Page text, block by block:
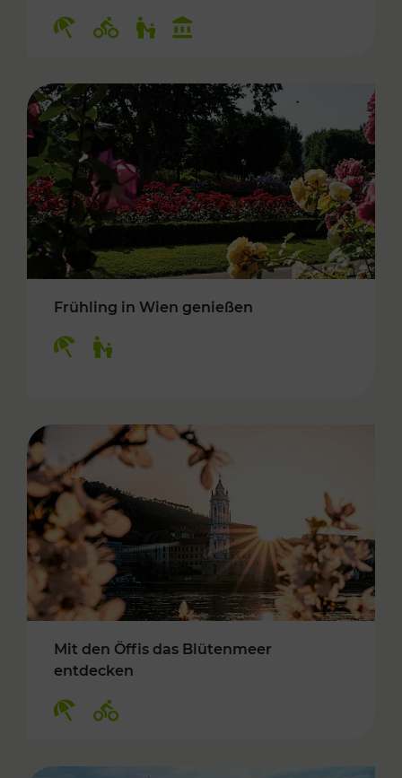
Frühling in Wien genießen
Mit den Öffis das Blütenmeer
entdecken